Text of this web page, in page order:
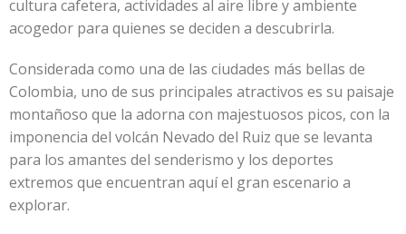
cultura cafetera, actividades al aire libre y ambiente
acogedor para quienes se deciden a descubrirla.
Considerada como una de las ciudades más bellas de
Colombia, uno de sus principales atractivos es su paisaje
montañoso que la adorna con majestuosos picos, con la
imponencia del volcán Nevado del Ruiz que se levanta
para los amantes del senderismo y los deportes
extremos que encuentran aquí el gran escenario a
explorar.